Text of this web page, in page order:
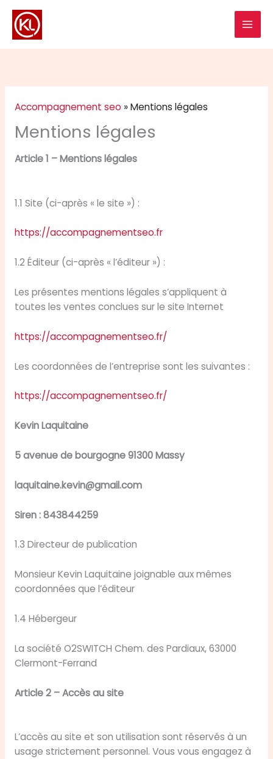
contenu
Accompagnement seo »Mentions légales
Mentions légales
Article 1 – Mentions légales
1.1 Site (ci-après « le site ») :
https://accompagnementseo.fr
1.2 Éditeur (ci-après « l’éditeur ») :
Les présentes mentions légales s’appliquent à
toutes les ventes conclues sur le site Internet
https://accompagnementseo.fr/
Les coordonnées de l’entreprise sont les suivantes :
https://accompagnementseo.fr/
Kevin Laquitaine
5 avenue de bourgogne 91300 Massy
laquitaine.kevin@gmail.com
Siren : 843844259
1.3 Directeur de publication
Monsieur Kevin Laquitaine joignable aux mêmes
coordonnées que l’éditeur
1.4 Hébergeur
La société O2SWITCH Chem. des Pardiaux, 63000
Clermont-Ferrand
Article 2 – Accès au site
L’accès au site et son utilisation sont réservés à un
usage strictement personnel. Vous vous engagez à